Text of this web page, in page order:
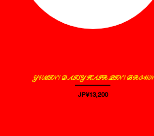
제품보기
YVMIN / DAISY HAIR PIN / BROWN
가격
JP¥13,200